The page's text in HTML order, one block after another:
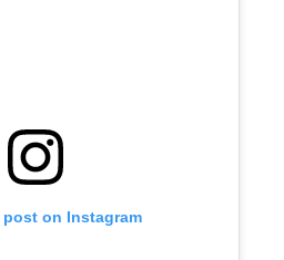
on Instagram